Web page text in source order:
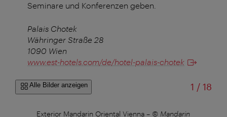
Seminare und Konferenzen geben.
Palais Chotek
Währinger Straße 28
1090 Wien
www.est-hotels.com/de/hotel-palais-chotek
Alle Bilder anzeigen 1 /von
18
Exterior Mandarin Oriental Vienna – © Mandarin